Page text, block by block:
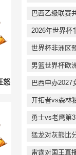
怒
巴西乙级联赛
2026年世界杯
世界杯非洲区
男篮世界杯欧
巴西申办2027
开拓者vs森林
勇士vs老鹰第
猛龙对灰熊比
雷霆对国王直